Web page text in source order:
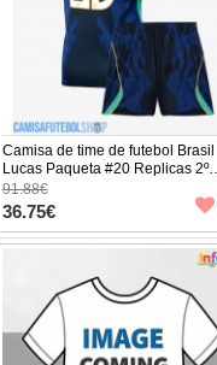
Camisa de time de futebol Brasil
Lucas Paqueta #20 Replicas 2º
Equipamento Infantil Mundo 2026
Manga Curta (+ Calças curtas)
91.88€
36.75€